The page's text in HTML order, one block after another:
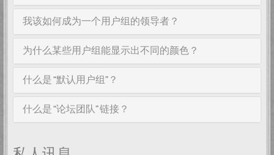
我该如何成为一个用户组的领导者？
为什么某些用户组能显示出不同的颜色？
什么是 “默认用户组”？
什么是 “论坛团队” 链接？